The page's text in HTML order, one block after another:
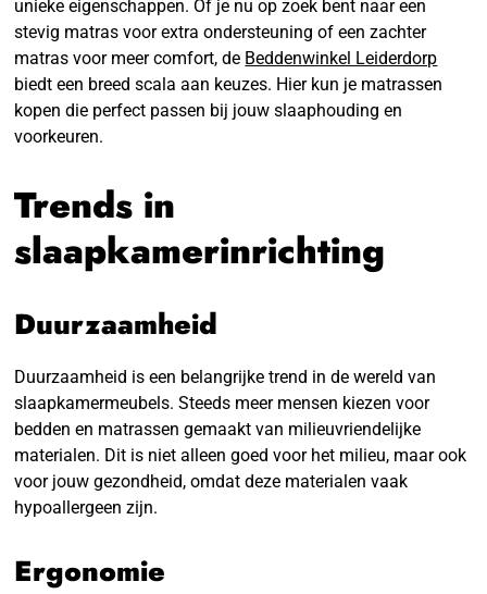
unieke eigenschappen. Of je nu op zoek bent naar een
stevig matras voor extra ondersteuning of een zachter
matras voor meer comfort, de Beddenwinkel Leiderdorp
biedt een breed scala aan keuzes. Hier kun je matrassen
kopen die perfect passen bij jouw slaaphouding en
voorkeuren.
Trends in
slaapkamerinrichting
Duurzaamheid
Duurzaamheid is een belangrijke trend in de wereld van
slaapkamermeubels. Steeds meer mensen kiezen voor
bedden en matrassen gemaakt van milieuvriendelijke
materialen. Dit is niet alleen goed voor het milieu, maar ook
voor jouw gezondheid, omdat deze materialen vaak
hypoallergeen zijn.
Ergonomie